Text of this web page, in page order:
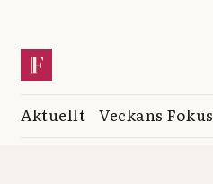
Aktuellt Veckans Fokus